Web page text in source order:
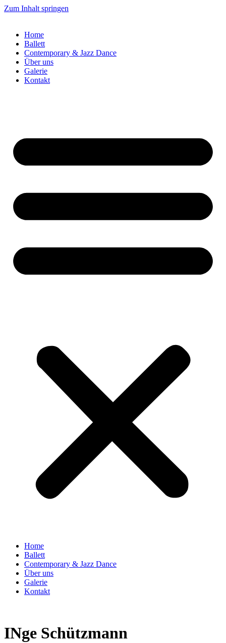
Zum Inhalt springen
Home
Ballett
Contemporary & Jazz Dance
Über uns
Galerie
Kontakt
Home
Ballett
Contemporary & Jazz Dance
Über uns
Galerie
Kontakt
INge Schützmann